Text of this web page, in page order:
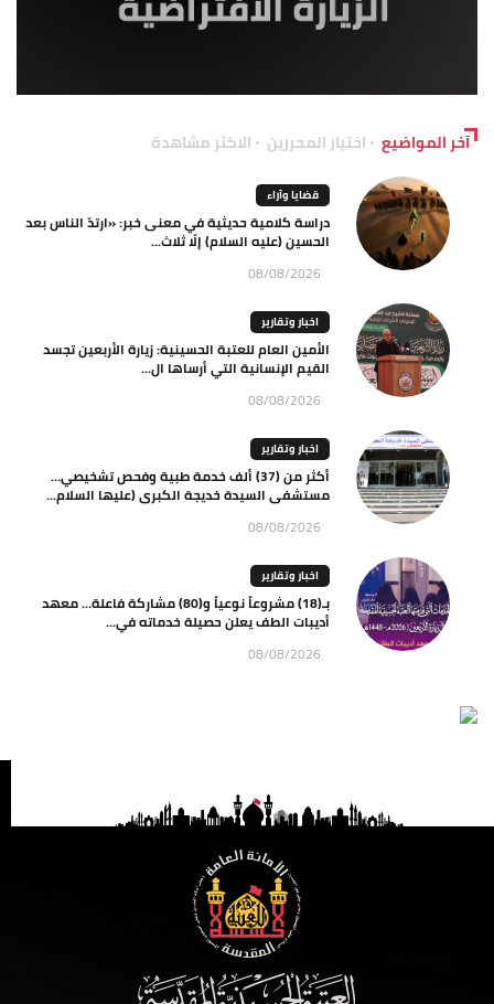
آخر المواضيع اختيار المحررين الاكثر مشاهدة
قضايا وآراء
دراسة كلامية حديثية في معنى خبر: «ارتدّ الناس بعد
الحسين (عليه السلام) إلّا ثلاث...
08/08/2026
اخبار وتقارير
الأمين العام للعتبة الحسينية: زيارة الأربعين تجسد
القيم الإنسانية التي أرساها ال...
08/08/2026
اخبار وتقارير
أكثر من (37) ألف خدمة طبية وفحص تشخيصي…
مستشفى السيدة خديجة الكبرى (عليها السلام...
08/08/2026
اخبار وتقارير
بـ(18) مشروعاً نوعياً و(80) مشاركة فاعلة… معهد
أديبات الطف يعلن حصيلة خدماته في...
08/08/2026